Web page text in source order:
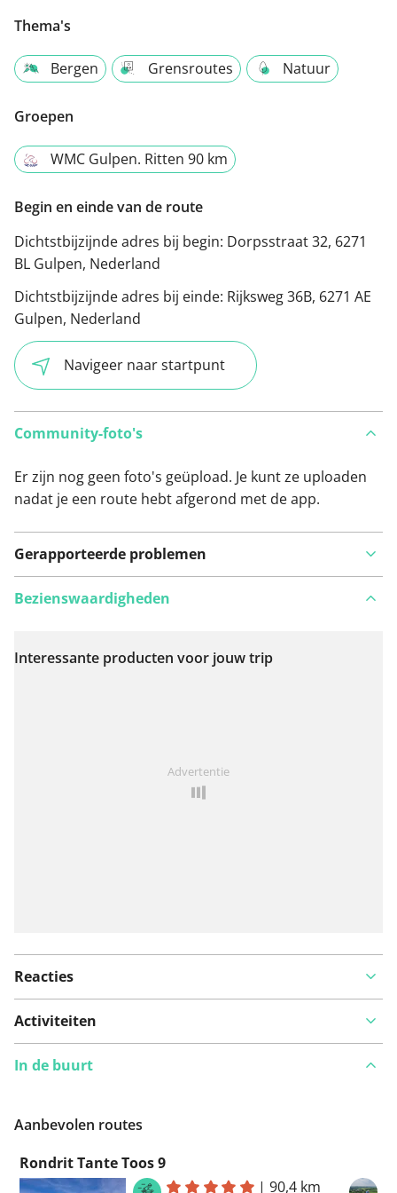
Thema's
Bergen Grensroutes Natuur
Groepen
WMC Gulpen. Ritten 90 km
Begin en einde van de route
Dichtstbijzijnde adres bij begin: Dorpsstraat 32, 6271
BL Gulpen, Nederland
Dichtstbijzijnde adres bij einde: Rijksweg 36B, 6271 AE
Gulpen, Nederland
Navigeer naar startpunt
Community-foto's
Er zijn nog geen foto's geüpload. Je kunt ze uploaden
nadat je een route hebt afgerond met de app.
Gerapporteerde problemen
Bekijk op kaart
Bezienswaardigheden
Interessante producten voor jouw trip
Advertentie
Reacties
Activiteiten
In de buurt
Aanbevolen routes
Rondrit Tante Toos 9
|90,4 km